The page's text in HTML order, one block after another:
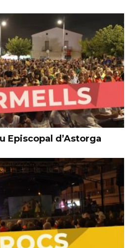
Episcopal d’Astorga